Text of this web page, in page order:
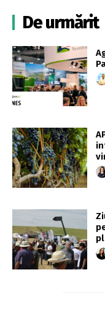
De urmărit